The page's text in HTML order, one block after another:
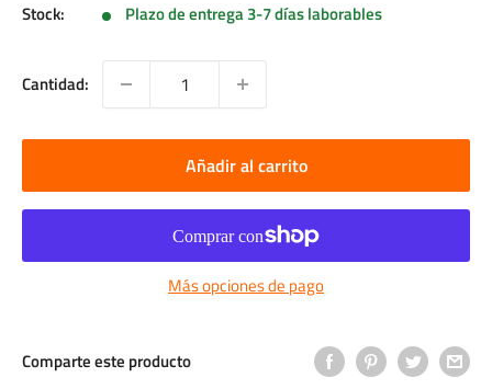
Stock: Plazo de entrega 3-7 días laborables
Cantidad:
Añadir al carrito
Más opciones de pago
Comparte este producto